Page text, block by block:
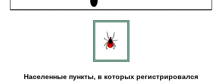
Населенные пункты, в которых регистрировался